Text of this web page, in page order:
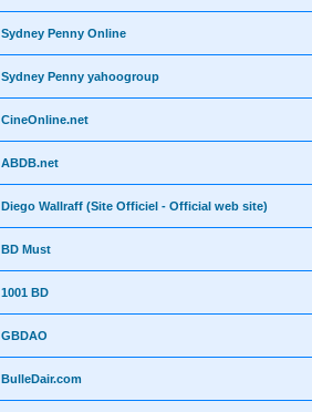
Sydney Penny Online
Sydney Penny yahoogroup
CineOnline.net
ABDB.net
Diego Wallraff (Site Officiel - Official web site)
BD Must
1001 BD
GBDAO
BulleDair.com